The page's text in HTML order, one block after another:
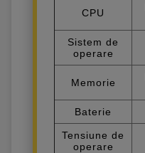
CPU
Sistem de
operare
Memorie
Baterie
Tensiune de
operare